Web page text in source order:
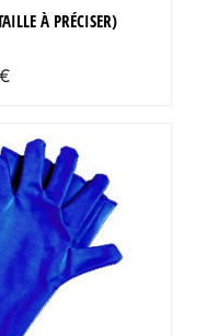
À PRÉCISER)